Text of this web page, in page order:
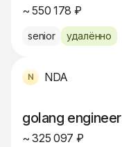
~ 550 178 ₽
senior удалённо
NDA
golang engineer
~ 325 097 ₽